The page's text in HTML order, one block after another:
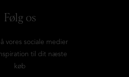
Følg os
vores sociale medier
til dit næste
køb